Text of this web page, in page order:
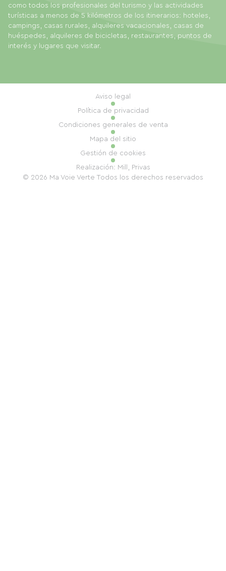
como todos los profesionales del turismo y las actividades
turísticas a menos de 5 kilómetros de los itinerarios: hoteles,
campings, casas rurales, alquileres vacacionales, casas de
huéspedes, alquileres de bicicletas, restaurantes, puntos de
interés y lugares que visitar.
© 2026 Ma Voie Verte Todos los derechos reservados
Aviso legal
Política de privacidad
Condiciones generales de venta
Mapa del sitio
Gestión de cookies
Realización: Mill, Privas